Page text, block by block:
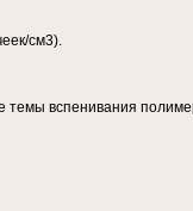
см3).
темы вспенивания